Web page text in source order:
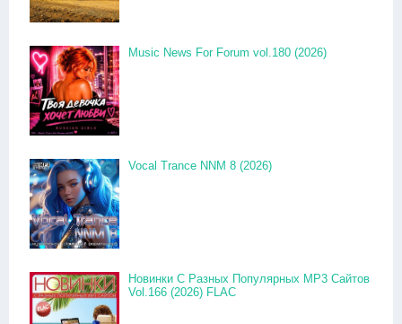
Music News For Forum vol.180 (2026)
Vocal Trance NNM 8 (2026)
Новинки С Разных Популярных MP3 Сайтов
Vol.166 (2026) FLAC